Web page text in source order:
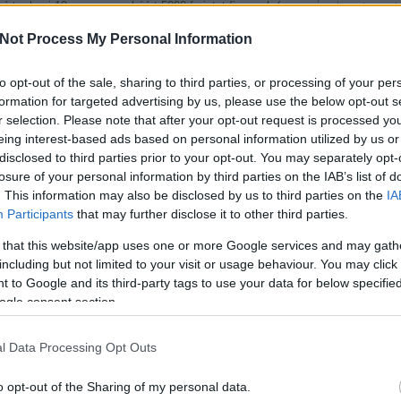
Process My Personal Information
opt-out of the sale, sharing to third parties, or processing of your
for targeted advertising by us, please use the below opt-out
selection. Please note that after your opt-out request is processed
interest-based ads based on personal information utilized by us
to third parties prior to your opt-out. You may separately
of your personal information by third parties on the IAB’s list of
This information may also be disclosed by us to third parties on the
Participants that may further disclose it to other third parties.
that this website/app uses one or more Google services and may
but not limited to your visit or usage behaviour. You may
to Google and its third-party tags to use your data for below
consent section.
Data Processing Opt Outs
opt-out of the Sharing of my personal data.
Top 10
a havi 10 perces munkáért 5000 forintot fizessek (erre
egy hobbi-zsákban ugráló Facebook…
Tetszik 0